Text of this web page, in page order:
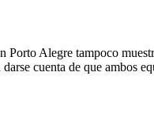
Alegre tampoco
cuenta de que ambos